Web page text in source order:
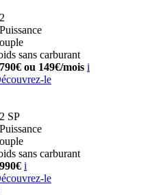
Puissance
sans carburant
ou 149€/mois i
le
SP
Puissance
sans carburant
i
le